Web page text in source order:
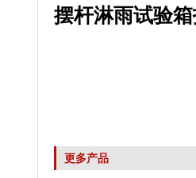
摆杆淋雨试验箱
更多产品